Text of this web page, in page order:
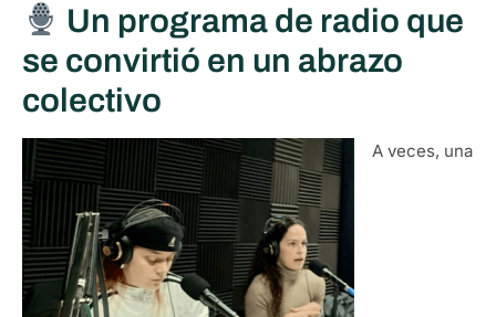
Un programa de radio que
se convirtió en un abrazo
colectivo
A veces, una